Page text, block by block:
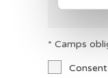
* Camps